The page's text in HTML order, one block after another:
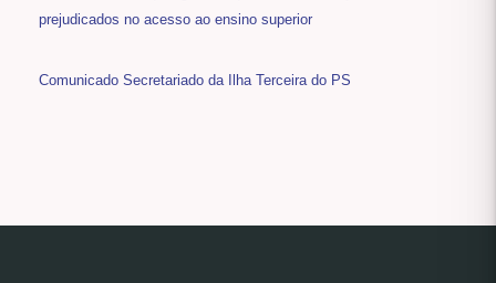
prejudicados no acesso ao ensino superior
Comunicado Secretariado da Ilha Terceira do PS